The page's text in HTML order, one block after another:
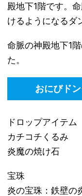
殿地下1階です。
けるようになるダ
命脈の神殿地下1
た。
おにびド
ドロップアイテム
カチコチくるみ
炎魔の焼け石
宝珠
炎の宝珠：鉄壁の